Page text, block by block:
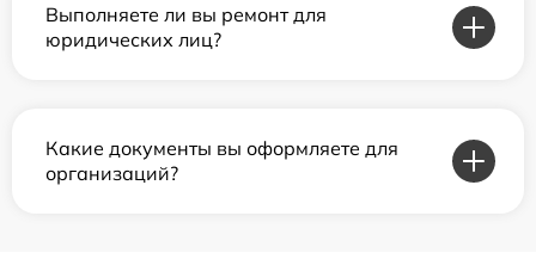
Выполняете ли вы ремонт для
юридических лиц?
Какие документы вы оформляете для
организаций?